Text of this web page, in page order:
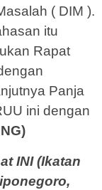
( DIM ).
itu
Rapat
Panja
ini dengan
INI (Ikatan